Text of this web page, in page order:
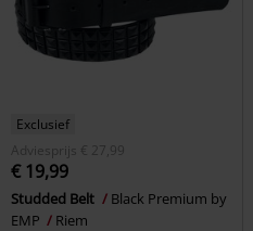
Exclusief
Adviesprijs
€ 27,99
€ 19,99
Studded Belt
Black Premium by
EMP
Riem